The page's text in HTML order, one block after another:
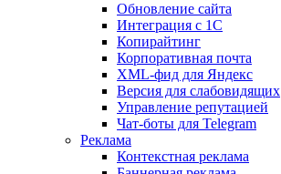
Обновление сайта
Интеграция с 1С
Копирайтинг
Корпоративная почта
XML-фид для Яндекс
Версия для слабовидящих
Управление репутацией
Чат-боты для Telegram
Реклама
Контекстная реклама